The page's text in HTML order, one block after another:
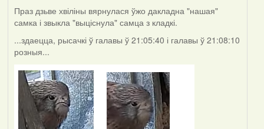
Праз дзьве хвіліны вярнулася ўжо дакладна "нашая"
самка і звыкла "выціснула" самца з кладкі.
...здаецца, рысачкі ў галавы ў 21:05:40 і галавы ў 21:08:10
розныя...